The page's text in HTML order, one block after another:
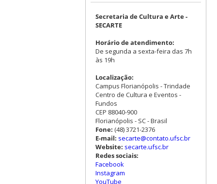
Secretaria de Cultura e Arte -
SECARTE
Horário de atendimento:
De segunda a sexta-feira das 7h
às 19h
Localização:
Campus Florianópolis - Trindade
Centro de Cultura e Eventos -
Fundos
CEP 88040-900
Florianópolis - SC - Brasil
Fone: (48) 3721-2376
E-mail: secarte@contato.ufsc.br
Website: secarte.ufsc.br
Redes sociais:
Facebook
Instagram
YouTube